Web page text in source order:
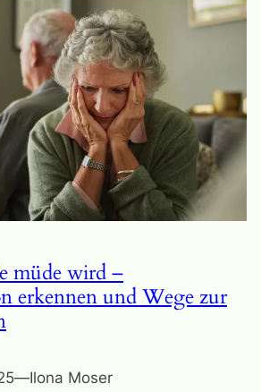
müde wird –
erkennen und Wege zur
—Ilona Moser